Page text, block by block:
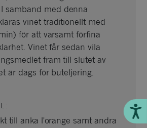
samband med denna
vinet traditionellt med
för att varsamt förfina
Vinet får sedan vila
fram till slutet av
är dags för buteljering.
:
till anka l'orange samt andra